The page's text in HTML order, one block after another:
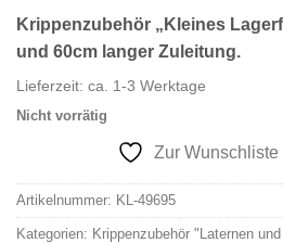
Krippenzubehör „Kleines
und 60cm langer Zuleitung.
Lieferzeit: ca. 1-3 Werktage
Nicht vorrätig
Zur Wunschliste
Artikelnummer: KL-49695
Kategorien: Krippenzubehör "Laternen